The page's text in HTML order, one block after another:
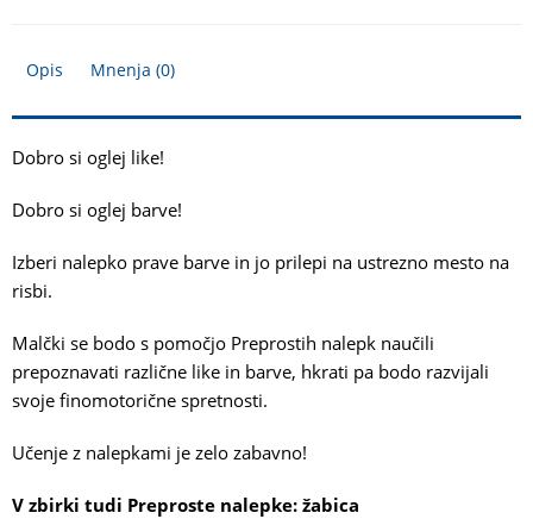
Opis Mnenja (0)
Dobro si oglej like!
Dobro si oglej barve!
Izberi nalepko prave barve in jo prilepi na ustrezno mesto na
risbi.
Malčki se bodo s pomočjo Preprostih nalepk naučili
prepoznavati različne like in barve, hkrati pa bodo razvijali
svoje finomotorične spretnosti.
Učenje z nalepkami je zelo zabavno!
V zbirki tudi Preproste nalepke: žabica